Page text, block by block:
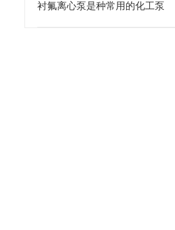
衬氟离心泵是种常用的化工泵